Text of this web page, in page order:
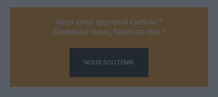
Vous avez apprécié l’article ?
Soutenez-nous, faites un don !
NOUS SOUTENIR